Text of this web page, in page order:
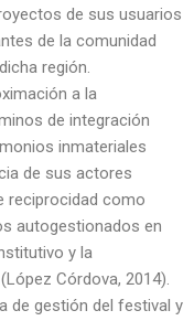
de sus usuarios
de la comunidad
región.
a la
de integración
inmateriales
de sus actores
reciprocidad como
autogestionados en
y la
Córdova, 2014).
de gestión del festival y